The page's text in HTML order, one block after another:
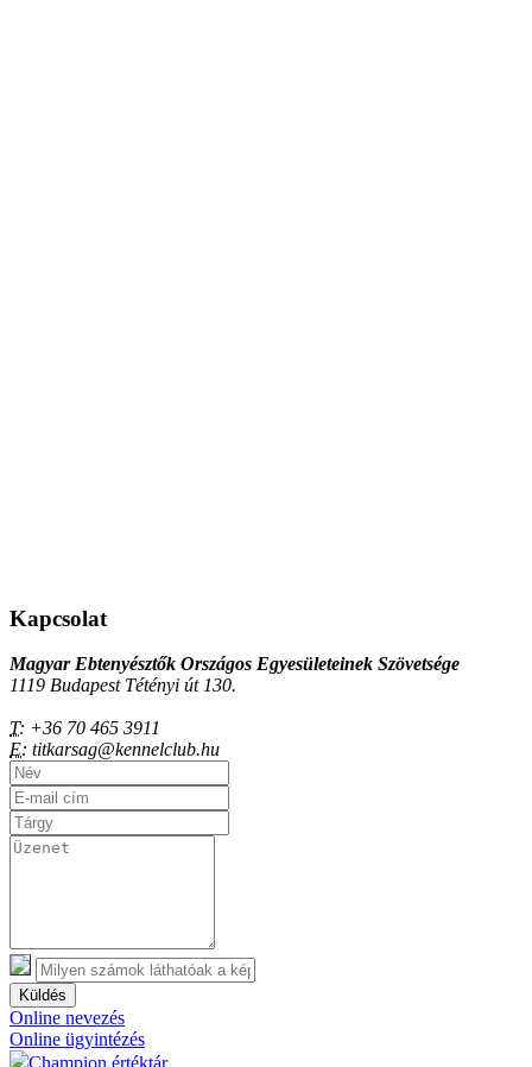
Kapcsolat
Magyar Ebtenyésztők Országos Egyesületeinek Szövetsége
1119 Budapest Tétényi út 130.
T: +36 70 465 3911
E: titkarsag@kennelclub.hu
Küldés
Online nevezés
Online ügyintézés